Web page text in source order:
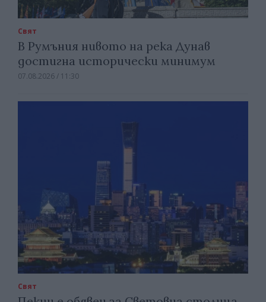
Свят
В Румъния нивото на река Дунав
достигна исторически минимум
07.08.2026 / 11:30
Свят